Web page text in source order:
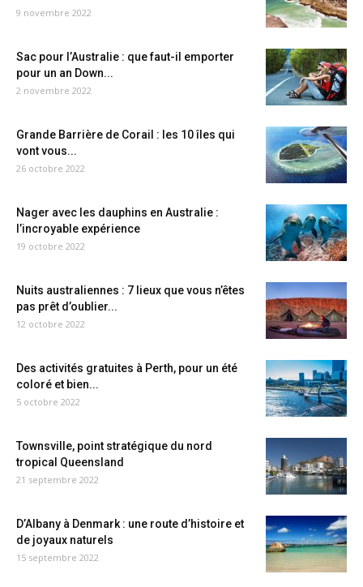
9 novembre 2022
Sac pour l’Australie : que faut-il emporter
pour un an Down...
2 novembre 2022
Grande Barrière de Corail : les 10 îles qui
vont vous...
26 octobre 2022
Nager avec les dauphins en Australie :
l’incroyable expérience
19 octobre 2022
Nuits australiennes : 7 lieux que vous n’êtes
pas prêt d’oublier...
12 octobre 2022
Des activités gratuites à Perth, pour un été
coloré et bien...
5 octobre 2022
Townsville, point stratégique du nord
tropical Queensland
21 septembre 2022
D’Albany à Denmark : une route d’histoire et
de joyaux naturels
15 septembre 2022